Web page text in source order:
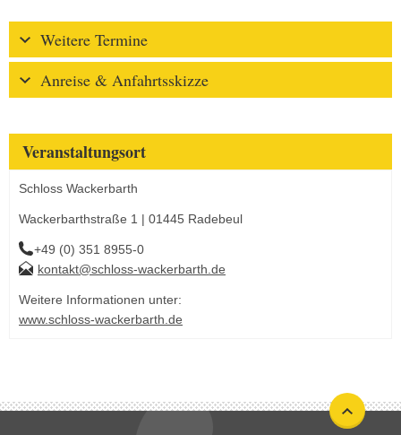
Weitere Termine
Anreise & Anfahrtsskizze
Veranstaltungsort
Schloss Wackerbarth
Wackerbarthstraße 1 | 01445 Radebeul
+49 (0) 351 8955-0
kontakt@schloss-wackerbarth.de
Weitere Informationen unter:
www.schloss-wackerbarth.de